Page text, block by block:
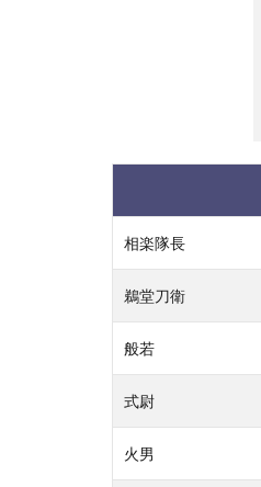
相楽隊長
鵜堂刀衛
般若
式尉
火男